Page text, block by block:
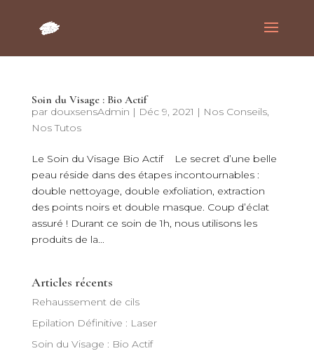
Soin du Visage : Bio Actif
par douxsensAdmin | Déc 9, 2021 | Nos Conseils,
Nos Tutos
Le Soin du Visage Bio Actif Le secret d’une belle
peau réside dans des étapes incontournables :
double nettoyage, double exfoliation, extraction
des points noirs et double masque. Coup d’éclat
assuré ! Durant ce soin de 1h, nous utilisons les
produits de la...
Articles récents
Rehaussement de cils
Epilation Définitive : Laser
Soin du Visage : Bio Actif